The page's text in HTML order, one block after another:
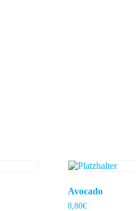
Avocado
8,80€